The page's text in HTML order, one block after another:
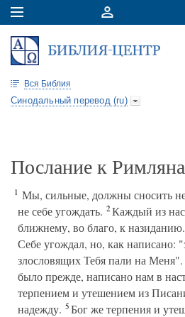
Вся Библия
Синодальный перевод (ru)
Послание к
1 Мы, сильные, должны сносить
не себе угождать. 2Каждый из нас
ближнему, во благо, к назиданию.
Себе угождал, но, как написано:
злословящих Тебя пали на Меня".
было прежде, написано нам в
терпением и утешением из
надежду. 5Бог же терпения и